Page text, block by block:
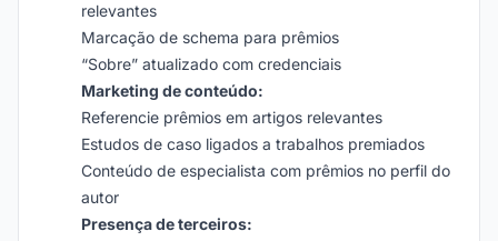
relevantes
Marcação de schema para prêmios
“Sobre” atualizado com credenciais
Marketing de conteúdo:
Referencie prêmios em artigos relevantes
Estudos de caso ligados a trabalhos premiados
Conteúdo de especialista com prêmios no perfil do
autor
Presença de terceiros: